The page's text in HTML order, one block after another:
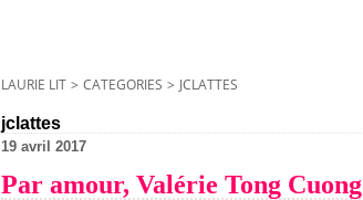
LAURIE LIT > CATEGORIES > JCLATTES
jclattes
19 avril 2017
Par amour, Valérie Tong Cuong